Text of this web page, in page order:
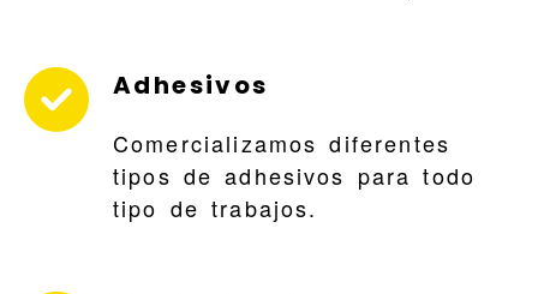
Adhesivos
Comercializamos diferentes
tipos de adhesivos para todo
tipo de trabajos.